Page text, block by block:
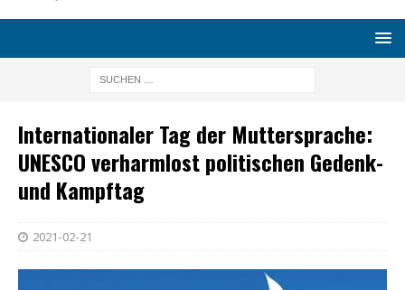
Internationaler Tag der Muttersprache:
UNESCO verharmlost politischen Gedenk-
und Kampftag
2021-02-21